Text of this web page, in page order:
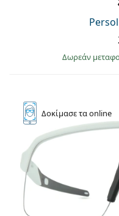
Δωρεάν
Δοκίμασετα online